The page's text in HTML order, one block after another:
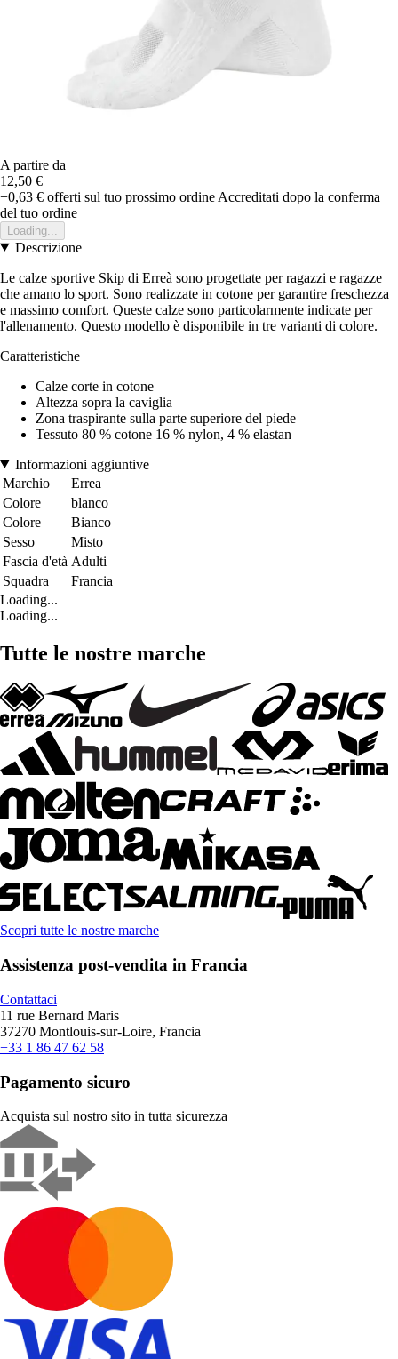
A partire da
12,50 €
+0,63 € offerti sul tuo prossimo ordine Accreditati dopo la conferma
del tuo ordine
Loading...
Descrizione
Le calze sportive Skip di Erreà sono progettate per ragazzi e ragazze
che amano lo sport. Sono realizzate in cotone per garantire freschezza
e massimo comfort. Queste calze sono particolarmente indicate per
l'allenamento. Questo modello è disponibile in tre varianti di colore.
Caratteristiche
Calze corte in cotone
Altezza sopra la caviglia
Zona traspirante sulla parte superiore del piede
Tessuto 80 % cotone 16 % nylon, 4 % elastan
Informazioni aggiuntive
Marchio
Errea
Colore
blanco
Colore
Bianco
Sesso
Misto
Fascia d'età Adulti
Squadra
Francia
Loading...
Loading...
Tutte le nostre marche
Scopri tutte le nostre marche
Assistenza post-vendita in Francia
Contattaci
11 rue Bernard Maris
37270 Montlouis-sur-Loire, Francia
+33 1 86 47 62 58
Pagamento sicuro
Acquista sul nostro sito in tutta sicurezza